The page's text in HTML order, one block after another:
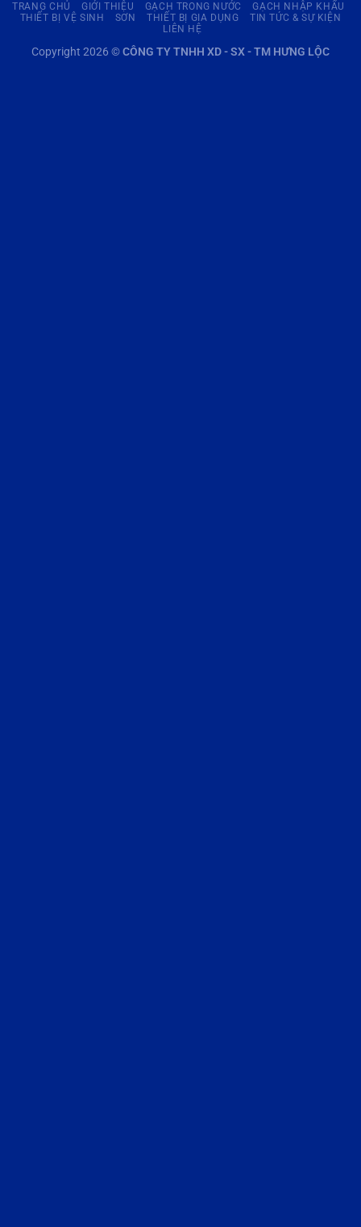
TRANG CHỦ GIỚI THIỆU GẠCH TRONG NƯỚC
GẠCH NHẬP KHẨU
THIẾT BỊ VỆ SINH
SƠN THIẾT BỊ GIA DỤNG
TIN TỨC & SỰ KIỆN
LIÊN HỆ
Copyright 2026 ©CÔNG TY TNHH XD - SX - TM HƯNG LỘC